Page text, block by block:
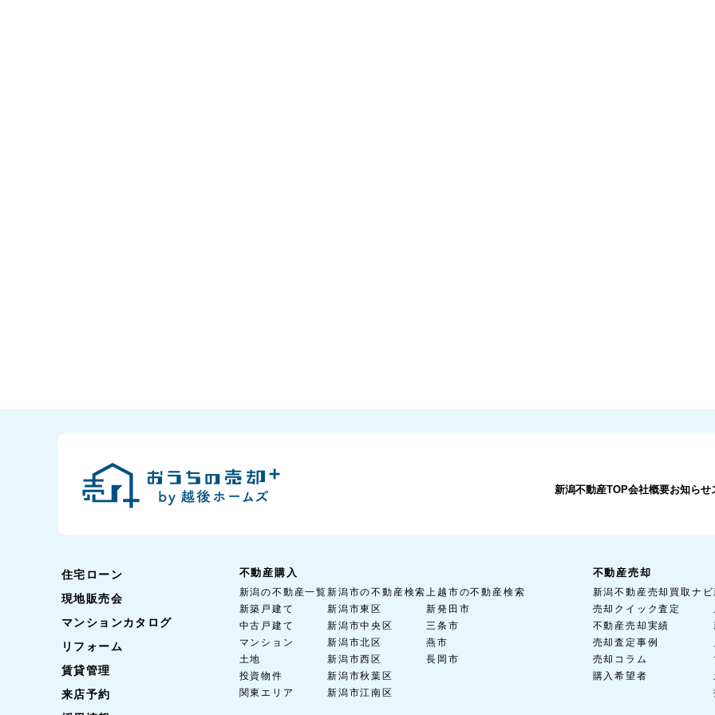
新潟不動産TOP会社概要お知らせ
住宅ローン
現地販売会
マンションカタログ
リフォーム
賃貸管理
来店予約
不動産購入
新潟の不動産一覧
新築戸建て
中古戸建て
マンション
土地
投資物件
関東エリア
新潟市の不動産検索
新潟市東区
新潟市中央区
新潟市北区
新潟市西区
新潟市秋葉区
新潟市江南区
上越市の不動産検索
新発田市
三条市
燕市
長岡市
不動産売却
新潟不動産売却買取ナビ
売却クイック査定
不動産売却実績
売却査定事例
売却コラム
購入希望者